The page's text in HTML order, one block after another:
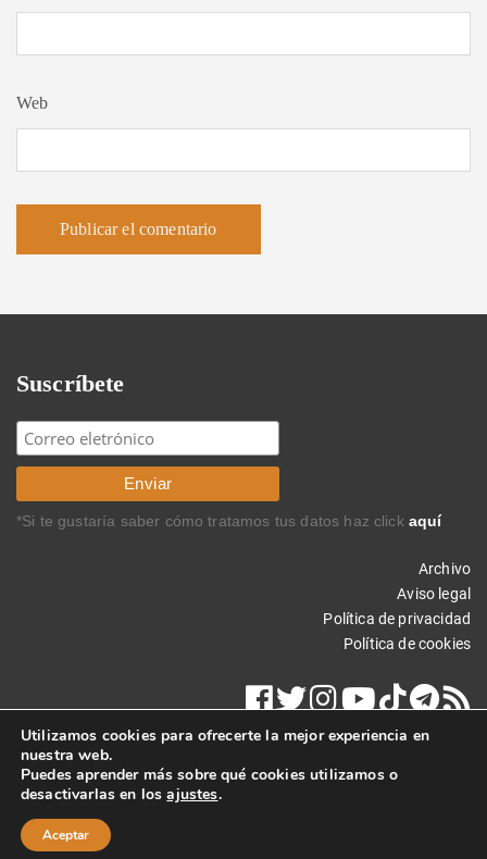
Web
Suscríbete
*Si te gustaría saber cómo tratamos tus datos haz click aquí
Archivo
Aviso legal
Política de privacidad
Política de cookies
Copyright © 2021 Carlos Rodríguez Braun. Todos los derechos
reservados.
Utilizamos cookies para ofrecerte la mejor experiencia en
nuestra web.
Puedes aprender más sobre qué cookies utilizamos o
desactivarlas en losajustes.
Aceptar